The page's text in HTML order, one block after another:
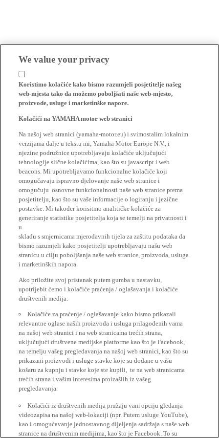
We value your privacy
Koristimo kolačiće kako bismo razumjeli posjetitelje našeg
web-mjesta tako da možemo poboljšati naše web-mjesto,
proizvode, usluge i marketinške napore.
Kolačići na YAMAHA motor web stranici
Na našoj web stranici (yamaha-motor.eu) i svimostalim lokalnim
verzijama dalje u tekstu mi, Yamaha Motor Europe N.V., i
njezine podružnice upotrebljavaju kolačiće uključujući
tehnologije slične kolačićima, kao što su javascript i web
beacons. Mi upotrebljavamo funkcionalne kolačiće koji
omogučavaju ispravno djelovanje naše web stranice i
omogučuju osnovne funkcionalnosti naše web stranice prema
posjetitelju, kao što su vaše informacije o logiranju i jezične
postavke. Mi također korisitmo analitičke kolačiće za
generiranje statistike posjetitelja koja se temelji na privatnosti i
u
skladu s smjernicama mjerodavnih tijela za zaštitu podataka da
bismo razumjeli kako posjetitelji upotrebljavaju našu web
stranicu u cilju poboljšanja naše web stranice, proizvoda, usluga
i marketinških napora.
Ako priložite svoj pristanak putem gumba u nastavku,
upotrijebit ćemo i kolačiće praćenja / oglašavanja i kolačiće
društvenih medija:
Kolačiće za praćenje / oglašavanje kako bismo prikazali
relevantne oglase naših proizvoda i usluga prilagođenih vama
na našoj web stranici i na web stranicama trećih strana,
uključujući društvene medijske platforme kao što je Facebook,
na temelju vašeg pregledavanja na našoj web stranici, kao što su
prikazani proizvodi i usluge stavke koje su dodane u vašu
košaru za kupnju i stavke koje ste kupili, te na web stranicama
trećih strana i vašim interesima proizašlih iz vašeg
pregledavanja.
Kolačići iz društvenih medija pružaju vam opciju gledanja
videozapisa na našoj web-lokaciji (npr. Putem usluge YouTube),
kao i omogućavanje jednostavnog dijeljenja sadržaja s naše web
stranice na društvenim medijima, kao što je Facebook. To su